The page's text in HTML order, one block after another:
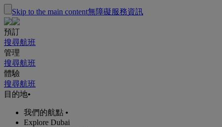
Skip to the main content無障礙服務資訊
預訂
搜尋航班
管理
搜尋航班
體驗
搜尋航班
目的地•
我們的航點 •
Explore Dubai